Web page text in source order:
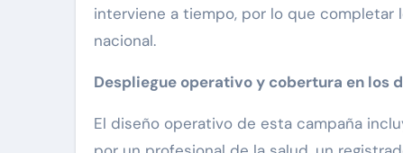
interviene a tiempo, por lo que completar
nacional.
Despliegue operativo y cobertura en los
El diseño operativo de esta campaña